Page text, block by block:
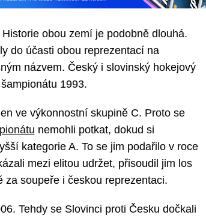
obou zemí je podobně dlouhá.
do účasti obou reprezentací na
názvem. Český i slovinský hokejový
1993.
ve výkonnostní skupině C. Proto se
nemohli potkat, dokud si
kategorie A. To se jim podařilo v roce
mezi elitou udržet, přisoudil jim los
soupeře i českou reprezentaci.
Tehdy se Slovinci proti Česku dočkali